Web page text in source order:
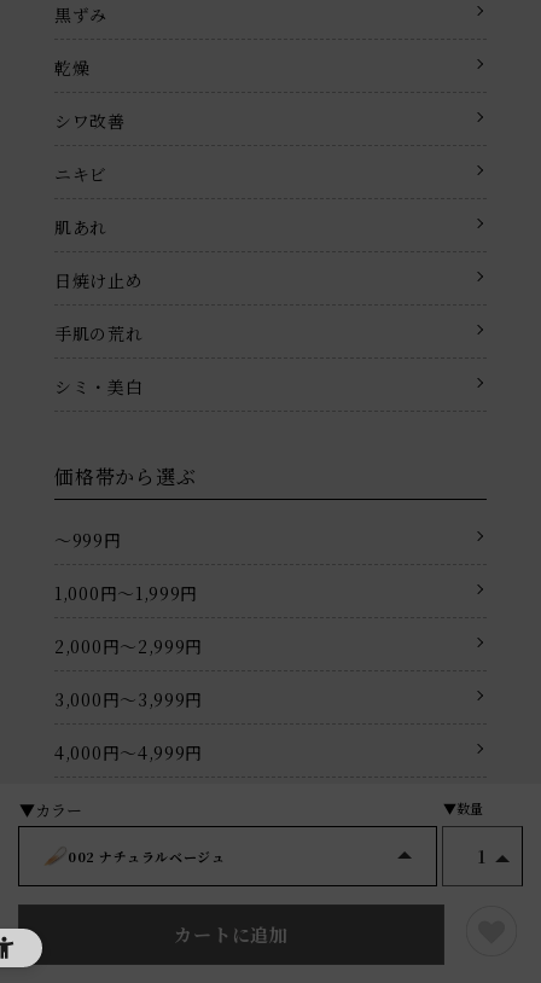
002 ナチュラルベージュ 1
カートに追加
黒ずみ
乾燥
シワ改善
ニキビ
肌あれ
日焼け止め
手肌の荒れ
シミ・美白
価格帯から選ぶ
〜999円
1,000円〜1,999円
2,000円〜2,999円
3,000円〜3,999円
4,000円〜4,999円
5,000円〜5,999円
6,000円〜6,999円
7,000円〜7,999円
8,000円〜